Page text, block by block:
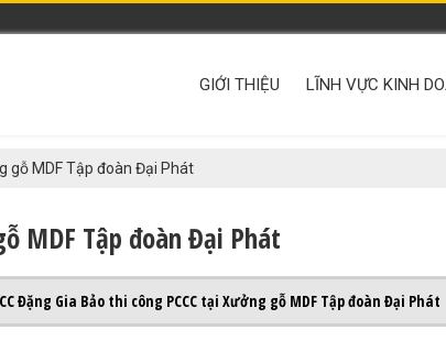
Gia Bảo
GIỚI THIỆU LĨNH VỰC KINH
gỗ MDF Tập đoàn Đại Phát
MDF Tập đoàn Đại Phát
Đặng Gia Bảo thi công PCCC tại Xưởng gỗ MDF Tập đoàn Đại Phát